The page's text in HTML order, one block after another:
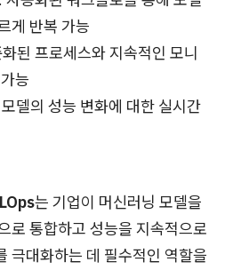
게 반복 가능
된 프로세스와 지속적인 모니
능
델의 성능 변화에 대한 실시간
는 기업이 머신러닝 모델을
로 통합하고 성능을 지속적으로
극대화하는 데 필수적인 역할을